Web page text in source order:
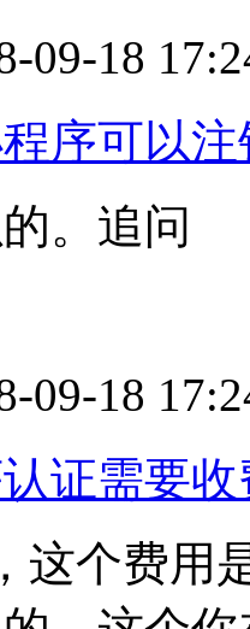
09-18
序可以
。追问
09-18
证需要收
这个费用